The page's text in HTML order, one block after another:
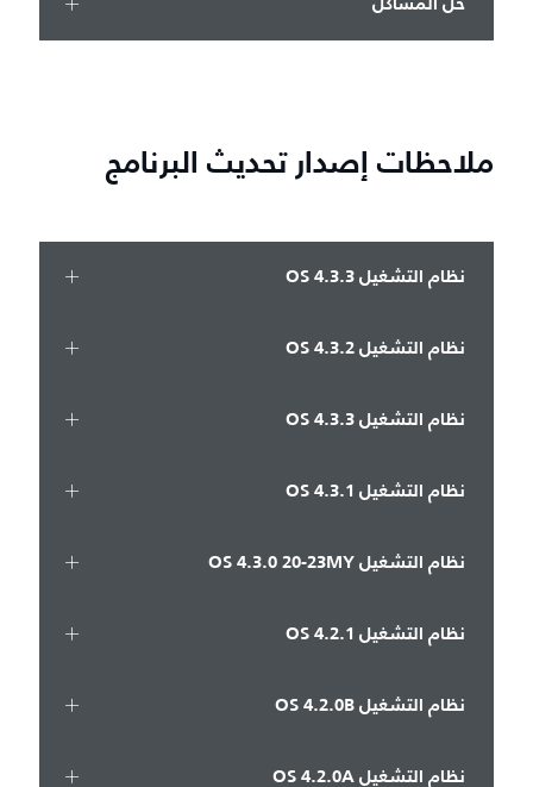
حل المشاكل
ملاحظات إصدار تحديث البرنامج
نظام التشغيل OS 4.3.3
نظام التشغيل OS 4.3.2
نظام التشغيل OS 4.3.3
نظام التشغيل OS 4.3.1
نظام التشغيل OS 4.3.0 20-23MY
نظام التشغيل OS 4.2.1
نظام التشغيل OS 4.2.0B
نظام التشغيل OS 4.2.0A